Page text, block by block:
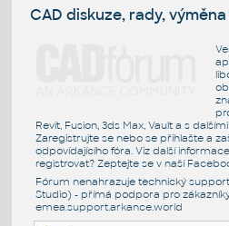
CAD diskuze, rady,
Revit, Fusion, 3ds Max, Vault a s
Zaregistrujte se nebo se přihlašte a
odpovídajícího fóra. Viz další
registrovat? Zeptejte se v naší
Fórum nenahrazuje technický
Studio) - přímá podpora pro
emea.support.arkance.world